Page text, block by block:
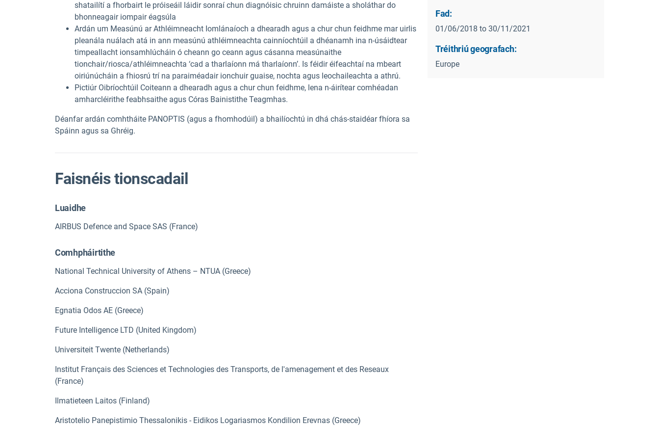
shatailítí a fhorbairt le próiseáil láidir sonraí chun diagnóisic chruinn damáiste a sholáthar do
bhonneagair iompair éagsúla
Ardán um Measúnú ar Athléimneacht Iomlánaíoch a dhearadh agus a chur chun feidhme mar uirlis
pleanála nuálach atá in ann measúnú athléimneachta cainníochtúil a dhéanamh ina n-úsáidtear
timpeallacht ionsamhlúcháin ó cheann go ceann agus cásanna measúnaithe
tionchair/riosca/athléimneachta ‘cad a tharlaíonn má tharlaíonn’. Is féidir éifeachtaí na mbeart
oiriúnúcháin a fhiosrú trí na paraiméadair ionchuir guaise, nochta agus leochaileachta a athrú.
Pictiúr Oibríochtúil Coiteann a dhearadh agus a chur chun feidhme, lena n-áirítear comhéadan
amharcléirithe feabhsaithe agus Córas Bainistithe Teagmhas.
Déanfar ardán comhtháite PANOPTIS (agus a fhomhodúil) a bhailíochtú in dhá chás-staidéar fhíora sa
Spáinn agus sa Ghréig.
Faisnéis tionscadail
Luaidhe
AIRBUS Defence and Space SAS (France)
Comhpháirtithe
National Technical University of Athens – NTUA (Greece)
Acciona Construccion SA (Spain)
Egnatia Odos AE (Greece)
Future Intelligence LTD (United Kingdom)
Universiteit Twente (Netherlands)
Institut Français des Sciences et Technologies des Transports, de l'amenagement et des Reseaux
(France)
Ilmatieteen Laitos (Finland)
Aristotelio Panepistimio Thessalonikis - Eidikos Logariasmos Kondilion Erevnas (Greece)
Fad:
01/06/2018 to 30/11/2021
Tréithriú geografach:
Europe